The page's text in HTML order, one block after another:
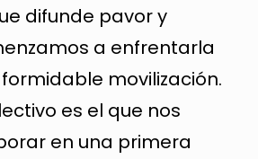
difunde pavor y
a enfrentarla
movilización.
es el que nos
en una primera